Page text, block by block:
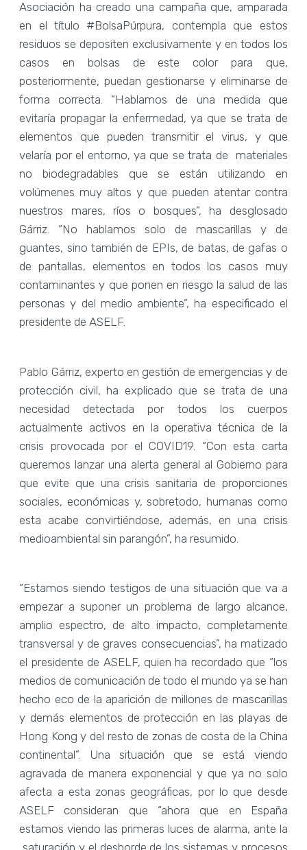
Asociación ha creado una campaña que, amparada
en el título #BolsaPúrpura, contempla que estos
residuos se depositen exclusivamente y en todos los
casos en bolsas de este color para que,
posteriormente, puedan gestionarse y eliminarse de
forma correcta. “Hablamos de una medida que
evitaría propagar la enfermedad, ya que se trata de
elementos que pueden transmitir el virus, y que
velaría por el entorno, ya que se trata de materiales
no biodegradables que se están utilizando en
volúmenes muy altos y que pueden atentar contra
nuestros mares, ríos o bosques”, ha desglosado
Gárriz. “No hablamos solo de mascarillas y de
guantes, sino también de EPIs, de batas, de gafas o
de pantallas, elementos en todos los casos muy
contaminantes y que ponen en riesgo la salud de las
personas y del medio ambiente”, ha especificado el
presidente de ASELF.
Pablo Gárriz, experto en gestión de emergencias y de
protección civil, ha explicado que se trata de una
necesidad detectada por todos los cuerpos
actualmente activos en la operativa técnica de la
crisis provocada por el COVID19. “Con esta carta
queremos lanzar una alerta general al Gobierno para
que evite que una crisis sanitaria de proporciones
sociales, económicas y, sobretodo, humanas como
esta acabe convirtiéndose, además, en una crisis
medioambiental sin parangón”, ha resumido.
“Estamos siendo testigos de una situación que va a
empezar a suponer un problema de largo alcance,
amplio espectro, de alto impacto, completamente
transversal y de graves consecuencias”, ha matizado
el presidente de ASELF, quien ha recordado que “los
medios de comunicación de todo el mundo ya se han
hecho eco de la aparición de millones de mascarillas
y demás elementos de protección en las playas de
Hong Kong y del resto de zonas de costa de la China
continental”. Una situación que se está viendo
agravada de manera exponencial y que ya no solo
afecta a esta zonas geográficas, por lo que desde
ASELF consideran que “ahora que en España
estamos viendo las primeras luces de alarma, ante la
saturación y el desborde de los sistemas y procesos